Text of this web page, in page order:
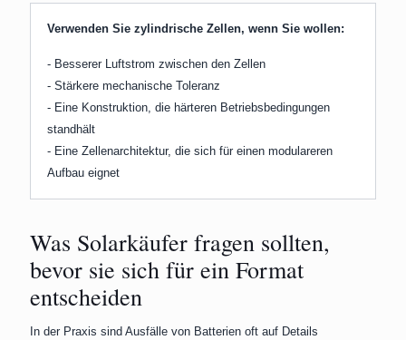
Verwenden Sie zylindrische Zellen, wenn Sie wollen:
- Besserer Luftstrom zwischen den Zellen
- Stärkere mechanische Toleranz
- Eine Konstruktion, die härteren Betriebsbedingungen
standhält
- Eine Zellenarchitektur, die sich für einen modulareren
Aufbau eignet
Was Solarkäufer fragen sollten,
bevor sie sich für ein Format
entscheiden
In der Praxis sind Ausfälle von Batterien oft auf Details